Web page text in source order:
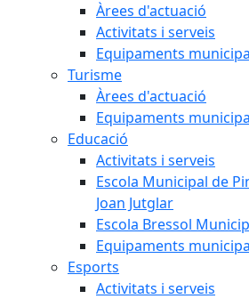
Àrees d'actuació
Activitats i serveis
Equipaments
Turisme
Àrees d'actuació
Equipaments
Educació
Activitats i serveis
Escola Municipal de
Joan Jutglar
Escola Bressol
Equipaments
Esports
Activitats i serveis